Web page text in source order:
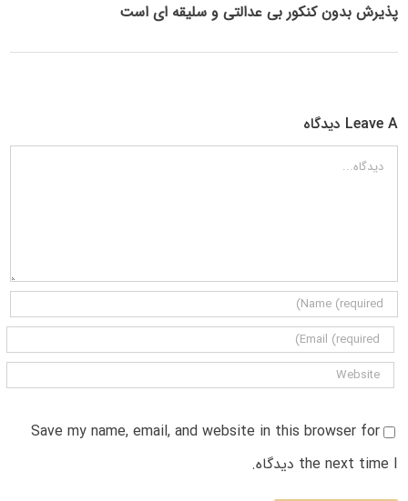
پذیرش بدون کنکور بی عدالتی و سلیقه ای است
Leave A دیدگاه
دیدگاه
Save my name, email, and website in this browser for
the next time I دیدگاه.